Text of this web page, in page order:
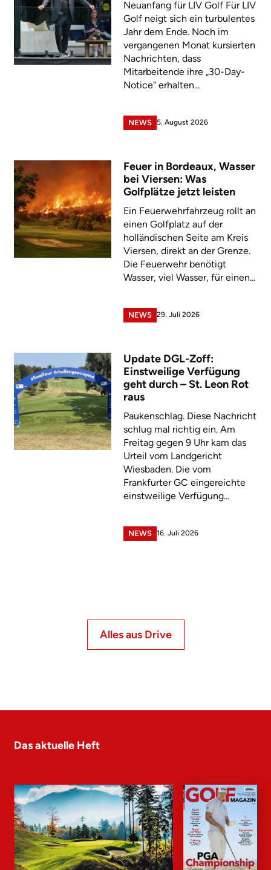
Neuanfang für LIV Golf Für LIV
Golf neigt sich ein turbulentes
Jahr dem Ende. Noch im
vergangenen Monat kursierten
Nachrichten, dass
Mitarbeitende ihre „30-Day-
Notice" erhalten...
NEWS 5. August 2026
Feuer in Bordeaux, Wasser
bei Viersen: Was
Golfplätze jetzt leisten
Ein Feuerwehrfahrzeug rollt an
einen Golfplatz auf der
holländischen Seite am Kreis
Viersen, direkt an der Grenze.
Die Feuerwehr benötigt
Wasser, viel Wasser, für einen...
NEWS 29. Juli 2026
Update DGL-Zoff:
Einstweilige Verfügung
geht durch – St. Leon Rot
raus
Paukenschlag. Diese Nachricht
schlug mal richtig ein. Am
Freitag gegen 9 Uhr kam das
Urteil vom Landgericht
Wiesbaden. Die vom
Frankfurter GC eingereichte
einstweilige Verfügung...
NEWS 16. Juli 2026
Alles aus Drive
Das aktuelle Heft